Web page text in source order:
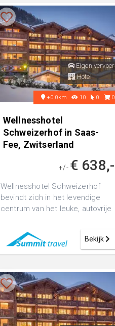
Eigen vervoer
Hotel
+0.0km 10 0 0
Wellnesshotel
Schweizerhof in Saas-
Fee, Zwitserland
+/- € 638,-
Wellnesshotel Schweizerhof
bevindt zich in het levendige
centrum van het leuke, autovrije
Bekijk